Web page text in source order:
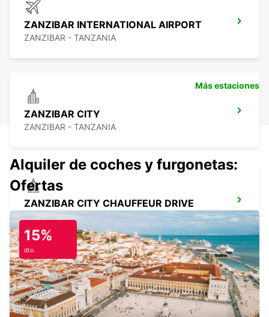
ZANZIBAR INTERNATIONAL AIRPORT
ZANZIBAR - TANZANIA
ZANZIBAR CITY
ZANZIBAR - TANZANIA
ZANZIBAR CITY CHAUFFEUR DRIVE
ZANZIBAR - TANZANIA
MOMBASA INT APT CHAUFFEUR DRIVE
MOMBASA - KENYA
Más estaciones
Alquiler de coches y furgonetas:
Ofertas
15%
dto.